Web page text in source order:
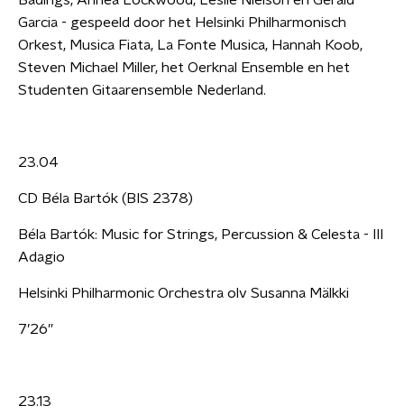
Garcia - gespeeld door het Helsinki Philharmonisch
Orkest, Musica Fiata, La Fonte Musica, Hannah Koob,
Steven Michael Miller, het Oerknal Ensemble en het
Studenten Gitaarensemble Nederland.
23.04
CD Béla Bartók (BIS 2378)
Béla Bartók: Music for Strings, Percussion & Celesta - III
Adagio
Helsinki Philharmonic Orchestra olv Susanna Mälkki
7’26”
23.13